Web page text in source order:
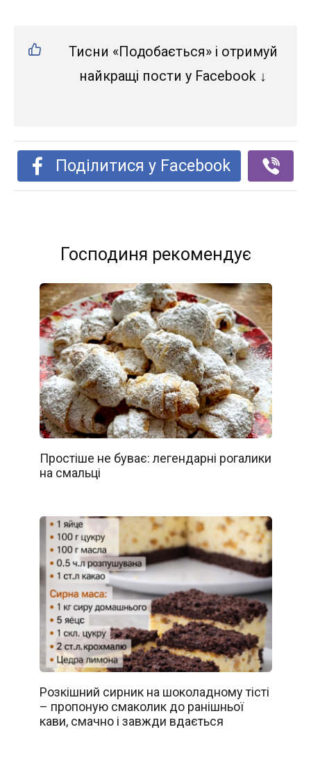
Тисни «Подобається» і отримуй
найкращі пости у Facebook ↓
Поділитися у Facebook
Господиня рекомендує
Простіше не буває: легендарні рогалики
на смальці
Розкішний сирник на шоколадному тісті
– пропоную смаколик до ранішньої
кави, смачно і завжди вдається